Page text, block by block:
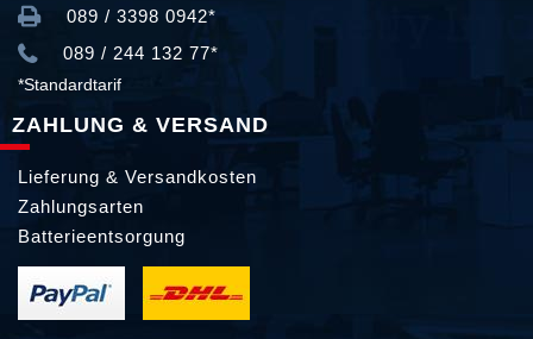
089 / 3398 0942*
089 / 244 132 77*
*Standardtarif
ZAHLUNG & VERSAND
Lieferung & Versandkosten
Zahlungsarten
Batterieentsorgung